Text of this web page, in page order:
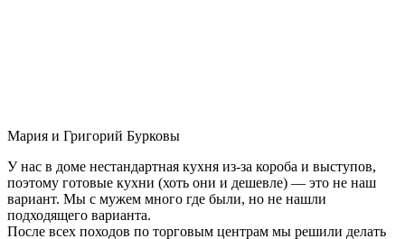
Мария и Григорий Бурковы
У нас в доме нестандартная кухня из-за короба и выступов,
поэтому готовые кухни (хоть они и дешевле) — это не наш
вариант. Мы с мужем много где были, но не нашли
подходящего варианта.
После всех походов по торговым центрам мы решили делать